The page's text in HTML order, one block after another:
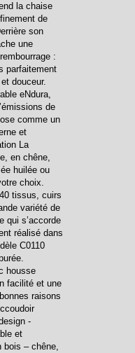
la chaise
de
son
une
:
parfaitement
douceur.
eNdura,
de
comme un
et
La
en chêne,
huilée ou
choix.
tissus, cuirs
variété de
qui s’accorde
réalisé dans
C0110
housse
facilité et une
raisons
-
et
bois – chêne,